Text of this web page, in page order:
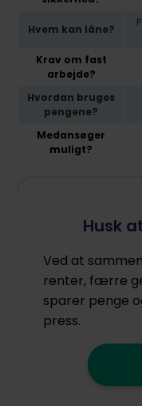
Hvem kan låne?
Krav om fast
arbejde?
Hvordan bruges
pengene?
Medansøger
muligt?
Husk
Ved at
renter, færre
sparer penge
press.